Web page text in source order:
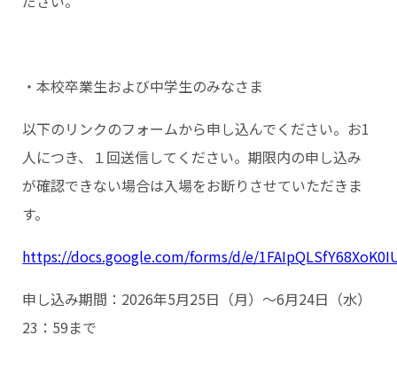
・本校卒業生および中学生のみなさま
以下のリンクのフォームから申し込んでください。お1
人につき、１回送信してください。期限内の申し込み
が確認できない場合は入場をお断りさせていただきま
す。
https://docs.google.com/forms/d/e/
申し込み期間：2026年5月25日（月）～6月24日（水）
23：59まで